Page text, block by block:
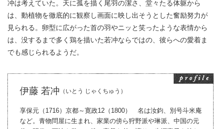
冲は考えていた。天に孤を描く尾羽の潔さ、堂々たる体躯から
は、動植物を徹底的に観察し画面に映し出そうとした奮励努力が
見られる。卵型に広がった首の羽やニッと笑ったような表情から
は、没するまで多く鶏を描いた若冲ならではの、彼らへの愛着ま
でも感じられるようだ。
伊藤 若冲 （いとう じゃくちゅう）
享保元（1716）京都～寛政12（1800） 名は汝鈞、別号斗米庵
など。青物問屋に生まれ、家業の傍ら狩野派や琳派、中国の元